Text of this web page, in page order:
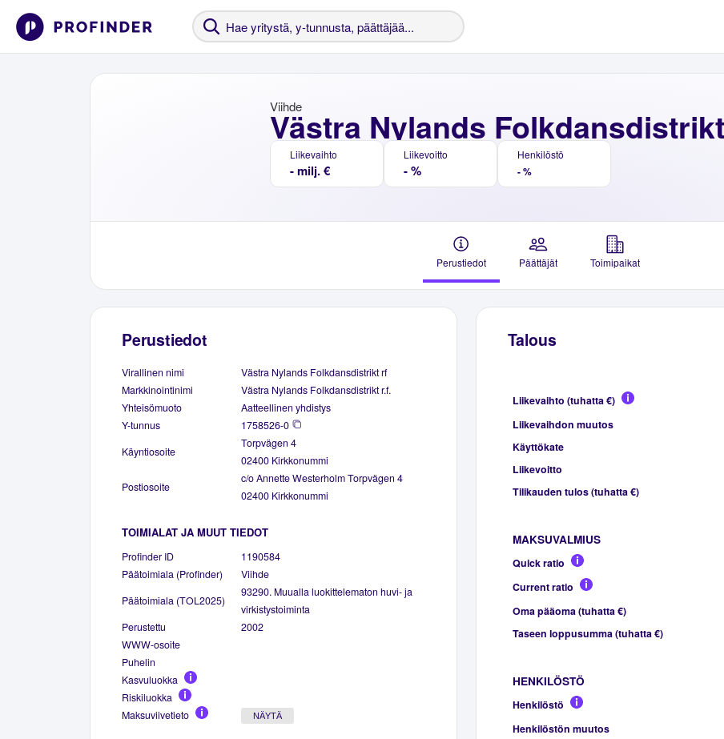
Västra Nylands
Viihde
Liikevaihto
- milj. €
Liikevoitto
- %
Henkilöstö
- %
Perustiedot Päättäjät Toimipaikat
Perustiedot
Virallinen nimi
Västra Nylands Folkdansdistrikt rf
Markkinointinimi
Västra Nylands Folkdansdistrikt r.f.
Yhteisömuoto
Aatteellinen yhdistys
Y-tunnus
1758526-0
Käyntiosoite
Torpvägen 4
02400 Kirkkonummi
Postiosoite
c/o Annette Westerholm Torpvägen 4
02400 Kirkkonummi
TOIMIALAT JA MUUT TIEDOT
Profinder ID
1190584
Päätoimiala (Profinder)
Viihde
Päätoimiala (TOL2025)
93290. Muualla luokittelematon huvi- ja
virkistystoiminta
Perustettu
2002
WWW-osoite
Puhelin
Kasvuluokka
Riskiluokka
Maksuviivetieto
NÄYTÄ
Talous
Liikevaihto (tuhatta €)
Liikevaihdon muutos
Käyttökate
Liikevoitto
Tilikauden tulos (tuhatta €)
MAKSUVALMIUS
Quick ratio
Current ratio
Oma pääoma (tuhatta €)
Taseen loppusumma (tuhatta €)
HENKILÖSTÖ
Henkilöstö
Henkilöstön muutos